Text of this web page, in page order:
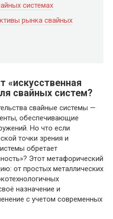
системах
рынка свайных
«искусственная
свайных систем?
свайные системы —
обеспечивающие
Но что если
точки зрения и
обретает
Этот метафорический
от простых металлических
назначение и
с учетом современных